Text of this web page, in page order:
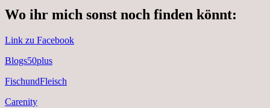
Wo ihr mich sonst noch finden könnt:
Link zu Facebook
Blogs50plus
FischundFleisch
Carenity